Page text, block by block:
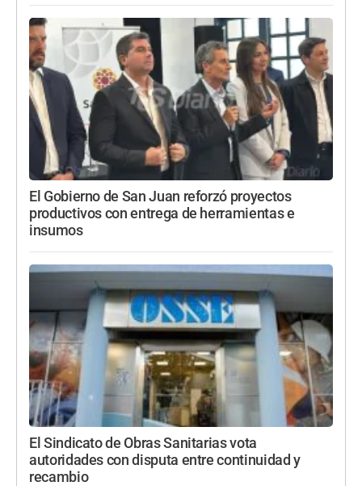
El Gobierno de San Juan reforzó proyectos
productivos con entrega de herramientas e
insumos
El Sindicato de Obras Sanitarias vota
autoridades con disputa entre continuidad y
recambio